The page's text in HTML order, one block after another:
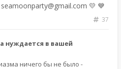
💛 💙
37
нуждается в вашей
ничего бы не было -